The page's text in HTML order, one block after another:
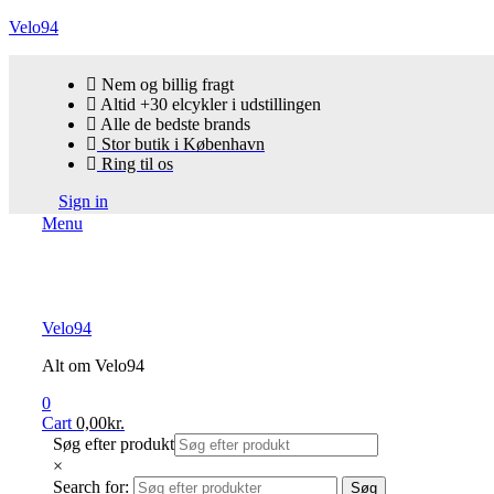
Velo94
Nem og billig fragt
Altid +30 elcykler i udstillingen
Alle de bedste brands
Stor butik i København
Ring til os
Sign in
Menu
Velo94
Alt om Velo94
0
Cart 0,00kr.
Søg efter produkt
×
Search for:
Søg